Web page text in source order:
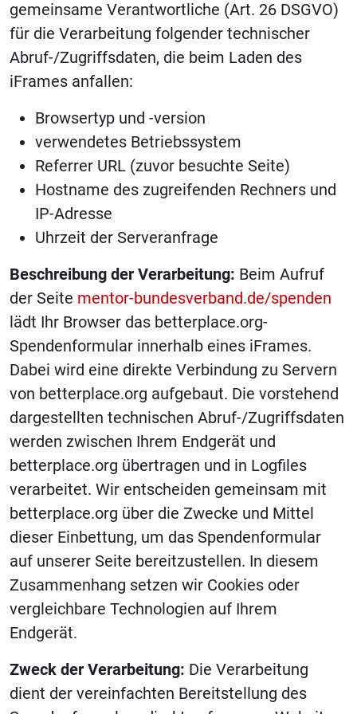
gemeinsame Verantwortliche (Art. 26 DSGVO)
für die Verarbeitung folgender technischer
Abruf-/Zugriffsdaten, die beim Laden des
iFrames anfallen:
Browsertyp und -version
verwendetes Betriebssystem
Referrer URL (zuvor besuchte Seite)
Hostname des zugreifenden Rechners und
IP-Adresse
Uhrzeit der Serveranfrage
Beschreibung der Verarbeitung: Beim Aufruf
der Seite mentor-bundesverband.de/spenden
lädt Ihr Browser das betterplace.org-
Spendenformular innerhalb eines iFrames.
Dabei wird eine direkte Verbindung zu Servern
von betterplace.org aufgebaut. Die vorstehend
dargestellten technischen Abruf-/Zugriffsdaten
werden zwischen Ihrem Endgerät und
betterplace.org übertragen und in Logfiles
verarbeitet. Wir entscheiden gemeinsam mit
betterplace.org über die Zwecke und Mittel
dieser Einbettung, um das Spendenformular
auf unserer Seite bereitzustellen. In diesem
Zusammenhang setzen wir Cookies oder
vergleichbare Technologien auf Ihrem
Endgerät.
Zweck der Verarbeitung: Die Verarbeitung
dient der vereinfachten Bereitstellung des